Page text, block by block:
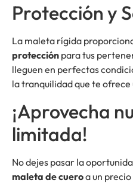
Protección y
La maleta rígida
protección para tus
lleguen en perfectas
la tranquilidad que te
¡Aprovecha
limitada!
No dejes pasar la
maleta de cueroa un